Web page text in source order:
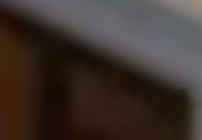
我有资格获得升读奖学金吗
请注意以下条件：
仅限自费学习的申请人
仅限研究生授课课程（不适
持有难民、寻求庇护者身份